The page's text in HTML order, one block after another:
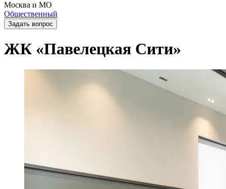
Москва и МО
Общественный
Задать вопрос
ЖК «Павелецкая Сити»